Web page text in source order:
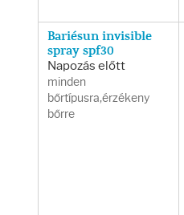
Bariésun invisible
spray spf30
Napozás előtt
minden
bőrtípusra,érzékeny
bőrre